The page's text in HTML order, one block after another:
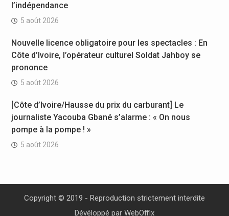
l’indépendance
5 août 2026
Nouvelle licence obligatoire pour les spectacles : En
Côte d’Ivoire, l’opérateur culturel Soldat Jahboy se
prononce
5 août 2026
[Côte d’Ivoire/Hausse du prix du carburant] Le
journaliste Yacouba Gbané s’alarme : « On nous
pompe à la pompe ! »
5 août 2026
Copyright © 2019 - Reproduction strictement interdite
Dévéloppé par WebOffix